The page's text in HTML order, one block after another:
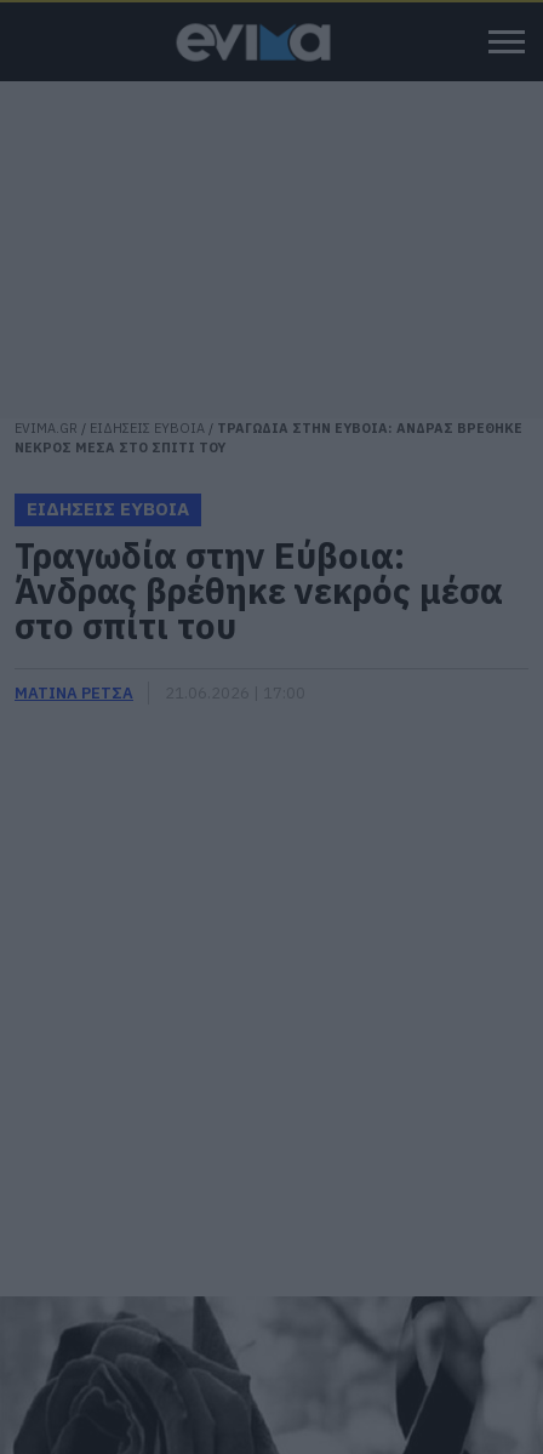
EVIMA.GR / ΕΙΔΗΣΕΙΣ ΕΥΒΟΙΑ / ΤΡΑΓΩΔΙΑ ΣΤΗΝ ΕΥΒΟΙΑ: ΑΝΔΡΑΣ ΒΡΕΘΗΚΕ
ΝΕΚΡΟΣ ΜΕΣΑ ΣΤΟ ΣΠΙΤΙ ΤΟΥ
ΕΙΔΗΣΕΙΣ ΕΥΒΟΙΑ
Τραγωδία στην Εύβοια:
Άνδρας βρέθηκε νεκρός μέσα
στο σπίτι του
ΜΑΤΙΝΑ ΡΕΤΣΑ